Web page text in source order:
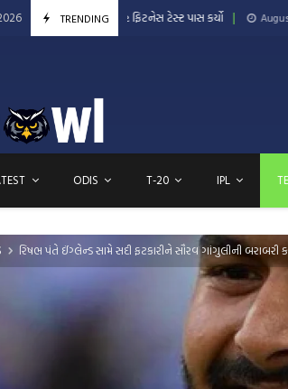
TRENDING
બુમરાહે ફિટનેસ ટેસ્ટ પાસ કર્યો August 4, 2026
ODIS T-20 IPL
રિષભ પંતે ઈંગ્લેન્ડ સામે સદી ફટકારીને સૌરવ ગાંગુલીની બરાબરી